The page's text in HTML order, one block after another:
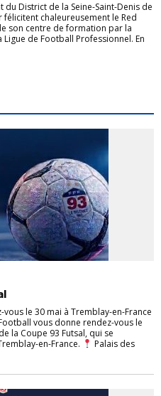
du District de la Seine-Saint-Denis de
chaleureusement le Red
son centre de formation par la
de Football Professionnel. En
le 30 mai à Tremblay-en-France
vous donne rendez-vous le
la Coupe 93 Futsal, qui se
en-France.
Palais des